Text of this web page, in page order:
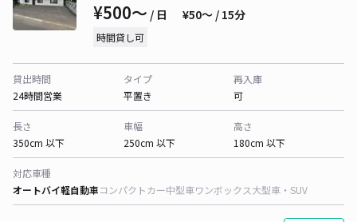
¥500〜 / 日 ¥50〜 / 15分
時間貸し可
貸出時間
24時間営業
タイプ
平置き
再入庫
可
長さ
350cm 以下
車幅
250cm 以下
高さ
180cm 以下
対応車種
オートバイ軽自動車コンパクトカー中型車ワンボックス大型車・SUV